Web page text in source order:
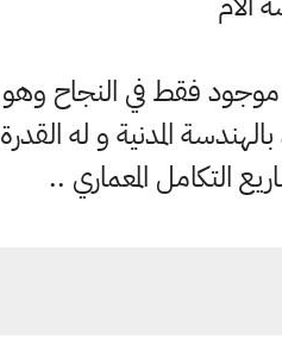
فقط في النجاح وهو
المدنية و له القدرة
التكامل المعماري ..